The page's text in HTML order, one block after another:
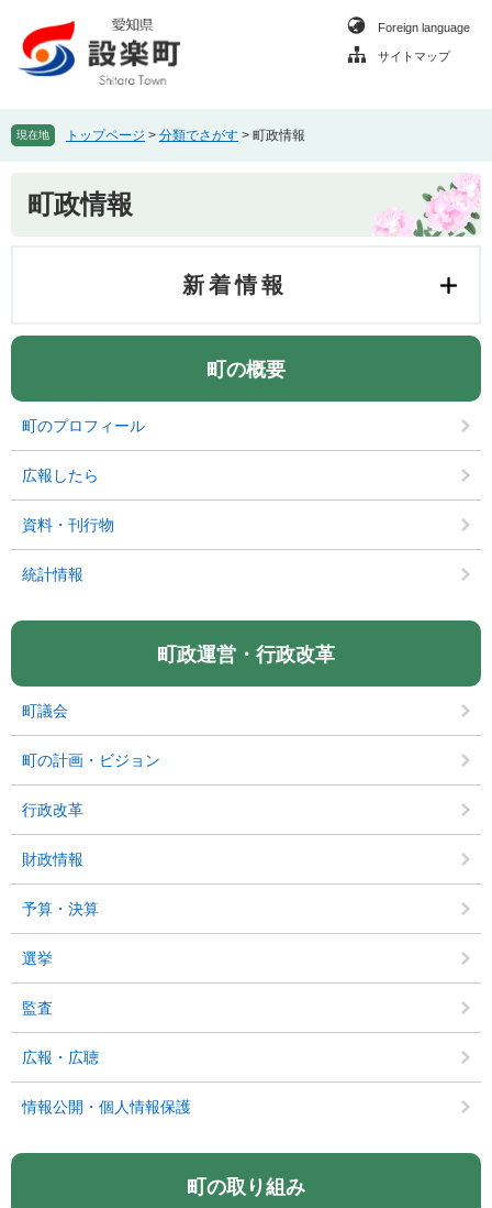
頭
で
飛
ば
Foreign language
サイトマップ
現在地 トップページ > 分類でさがす > 町政情報
町政情報
新着情報
町の概要
町のプロフィール
広報したら
資料・刊行物
統計情報
町政運営・行政改革
町議会
町の計画・ビジョン
行政改革
財政情報
予算・決算
選挙
監査
広報・広聴
情報公開・個人情報保護
町の取り組み